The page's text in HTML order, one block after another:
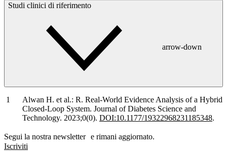
Studi clinici di riferimento
arrow-down
Alwan H. et al.: R. Real-World Evidence Analysis of a Hybrid
Closed-Loop System. Journal of Diabetes Science and
Technology. 2023;0(0). DOI:10.1177/19322968231185348.
Segui la nostra newsletter e rimani aggiornato.
Iscriviti